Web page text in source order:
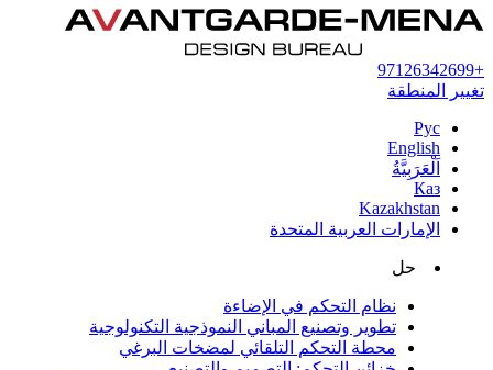
+97126342699
تغيير المنطقة
Рус
English
اَلْعَرَبِيَّةُ
Каз
Kazakhstan
الإمارات العربية المتحدة
حل
نظام التحكم في الإضاءة
تطوير وتصنيع المباني النموذجية التكنولوجية
محطة التحكم التلقائي لمضخات البرغي